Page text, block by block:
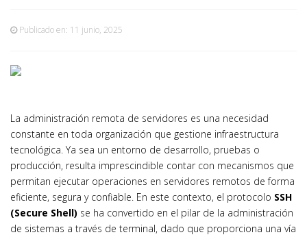
Publicado en: 11 junio, 2025
La administración remota de servidores es una necesidad
constante en toda organización que gestione infraestructura
tecnológica. Ya sea un entorno de desarrollo, pruebas o
producción, resulta imprescindible contar con mecanismos que
permitan ejecutar operaciones en servidores remotos de forma
eficiente, segura y confiable. En este contexto, el protocolo SSH
(Secure Shell) se ha convertido en el pilar de la administración
de sistemas a través de terminal, dado que proporciona una vía